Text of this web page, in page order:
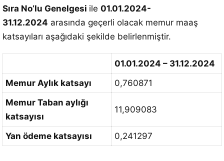
Sıra No’lu Genelgesi ile 01.01.2024-
31.12.2024 arasında geçerli olacak memur maaş
katsayıları aşağıdaki şekilde belirlenmiştir.
01.01.2024 – 31.12.2024
Memur Aylık katsayı
0,760871
Memur Taban aylığı
katsayısı
11,909083
Yan ödeme katsayısı 0,241297